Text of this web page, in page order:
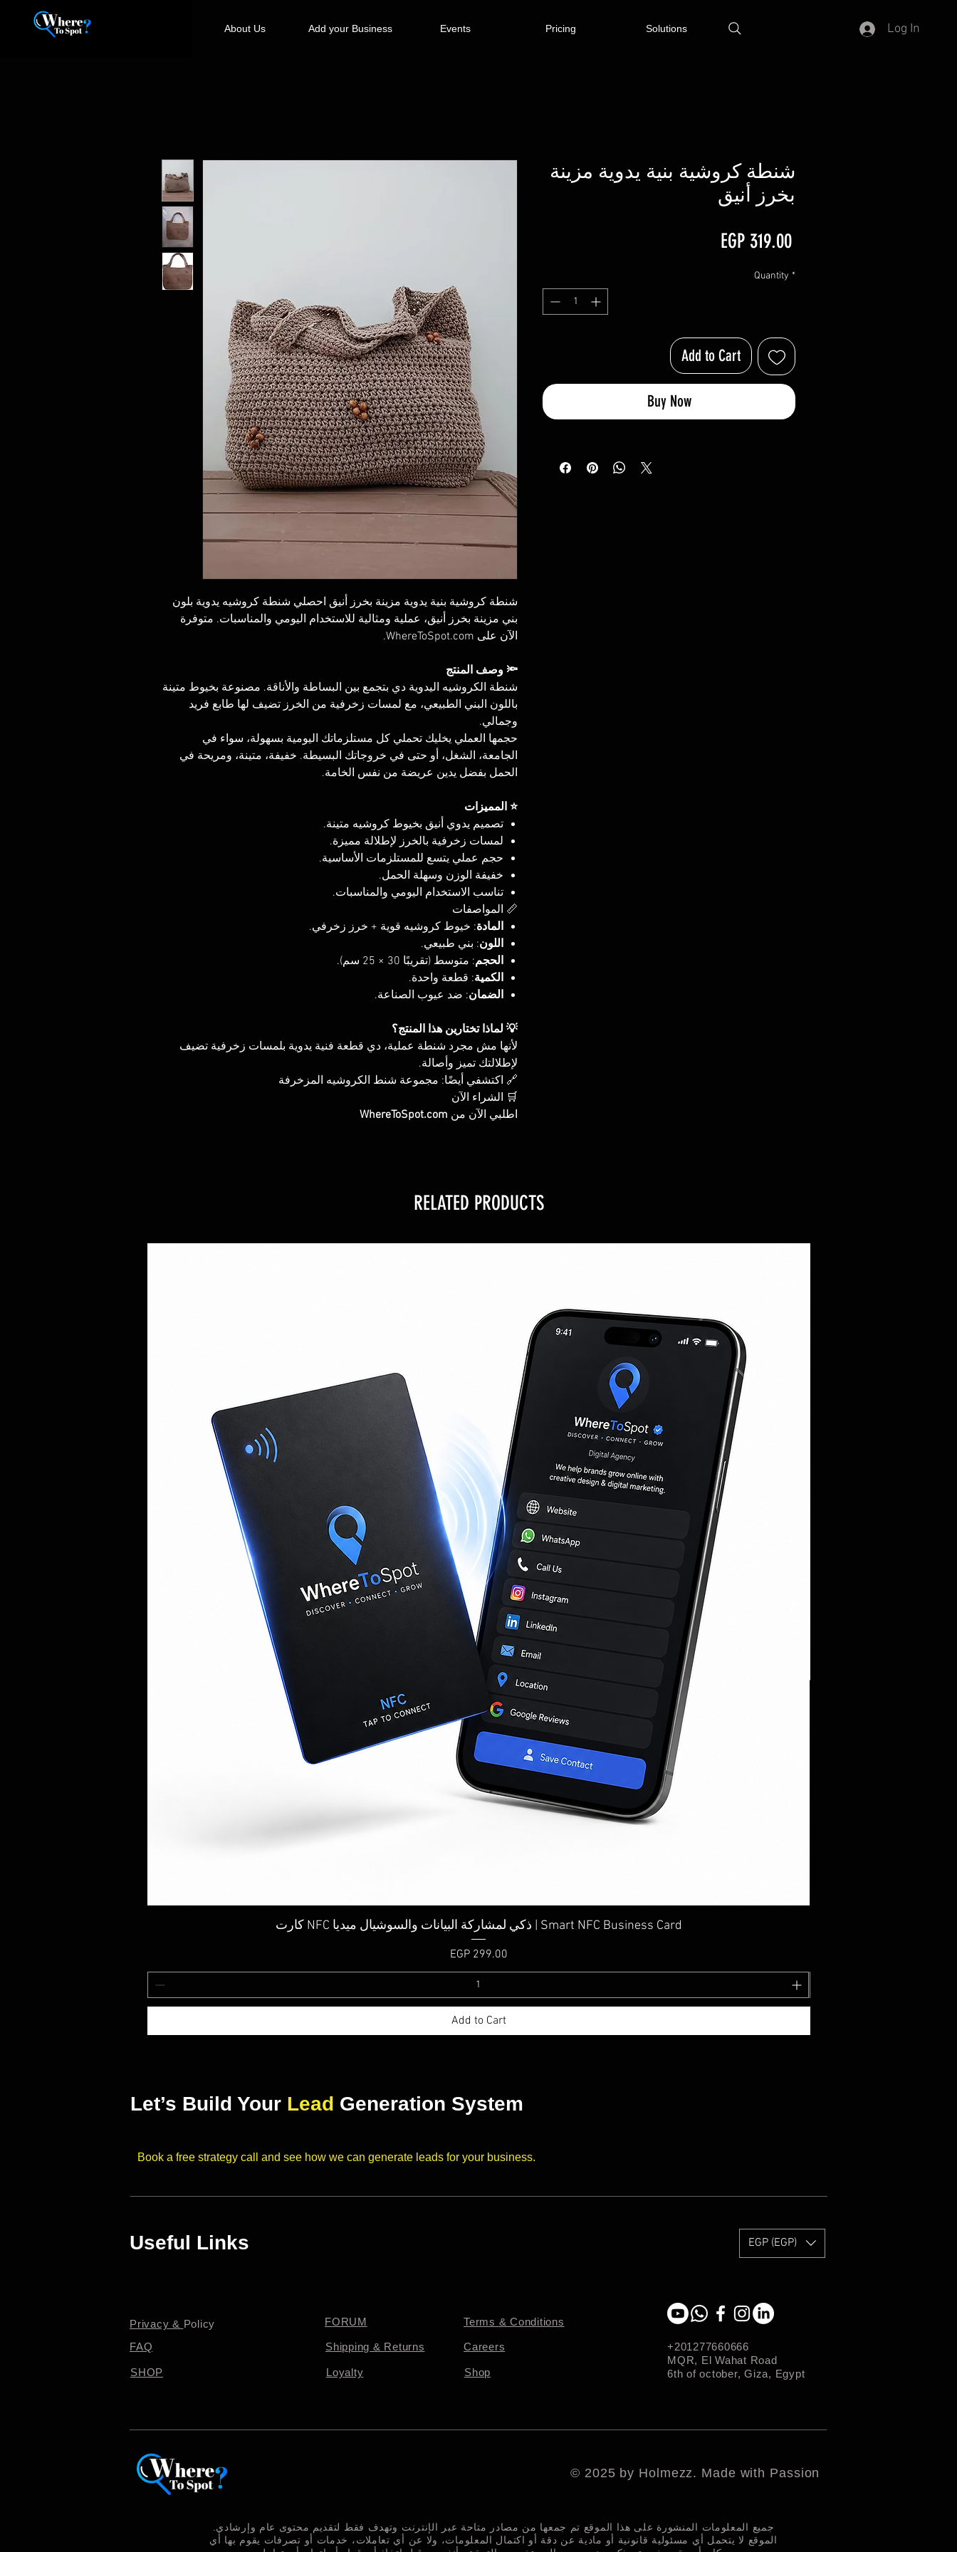
About Us Add your Business Events Pricing Solutions Log In
شنطة كروشية بنية يدوية مزينة بخرز أنيق احصلي شنطة كروشيه يدوية بلون
بني مزينة بخرز أنيق، عملية ومثالية للاستخدام اليومي والمناسبات. متوفرة
الآن على WhereToSpot.com.
🔦 وصف المنتج
شنطة الكروشيه اليدوية دي بتجمع بين البساطة والأناقة. مصنوعة بخيوط متينة
باللون البني الطبيعي، مع لمسات زخرفية من الخرز تضيف لها طابع فريد
وجمالي.
حجمها العملي يخليك تحملي كل مستلزماتك اليومية بسهولة، سواء في
الجامعة، الشغل، أو حتى في خروجاتك البسيطة. خفيفة، متينة، ومريحة في
الحمل بفضل يدين عريضة من نفس الخامة.
⭐ المميزات
تصميم يدوي أنيق بخيوط كروشيه متينة.
لمسات زخرفية بالخرز لإطلالة مميزة.
حجم عملي يتسع للمستلزمات الأساسية.
خفيفة الوزن وسهلة الحمل.
تناسب الاستخدام اليومي والمناسبات.
📏 المواصفات
المادة: خيوط كروشيه قوية + خرز زخرفي.
اللون: بني طبيعي.
الحجم: متوسط (تقريبًا 30 × 25 سم).
الكمية: قطعة واحدة.
الضمان: ضد عيوب الصناعة.
💡 لماذا تختارين هذا المنتج؟
لأنها مش مجرد شنطة عملية، دي قطعة فنية يدوية بلمسات زخرفية تضيف
لإطلالتك تميز وأصالة.
🔗 اكتشفي أيضًا: مجموعة شنط الكروشيه المزخرفة
🛒 الشراء الآن
اطلبي الآن من WhereToSpot.com
شنطة كروشية بنية يدوية مزينة
بخرز أنيق
EGP 319.00Price
Quantity *
Add to Cart
Buy Now
RELATED PRODUCTS
Quick View كارت NFC ذكي لمشاركة البيانات والسوشيال ميديا | Smart NFC Business Card
Price
EGP 299.00
Add to Cart
Let’s Build Your Lead Generation System
Book a free strategy call and see how we can generate leads for your business.
Useful Links
Privacy & Policy
FAQ
SHOP
FORUM
Shipping & Returns
Loyalty
Terms & Conditions
Careers
Shop
EGP (EGP)
+201277660666
MQR, El Wahat Road
6th of october, Giza, Egypt
© 2025 by Holmezz. Made with Passion
جميع المعلومات المنشورة على هذا الموقع تم جمعها من مصادر متاحة عبر الإنترنت وتهدف فقط لتقديم محتوى عام وإرشادي.
الموقع لا يتحمل أي مسئولية قانونية أو مادية عن دقة أو اكتمال المعلومات، ولا عن أي تعاملات، خدمات أو تصرفات يقوم بها أي